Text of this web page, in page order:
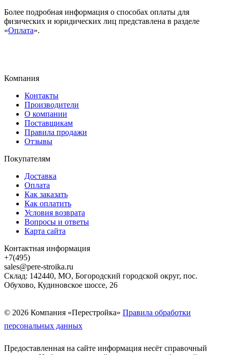
Более подробная информация о способах оплаты для
физических и юридических лиц представлена в разделе
«Оплата».
Компания
Контакты
Производители
О компании
Поставщикам
Правила продажи
Отзывы
Покупателям
Доставка
Оплата
Как заказать
Как оплатить
Условия возврата
Вопросы и ответы
Карта сайта
Контактная информация
+7(495)
sales@pere-stroika.ru
Склад: 142440, МО, Богородский городской округ, пос.
Обухово, Кудиновское шоссе, 26
© 2026 Компания «Перестройка» Правила обработки
персональных данных
Предоставленная на сайте информация несёт справочный